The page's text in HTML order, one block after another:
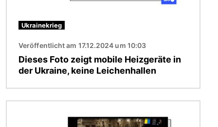
Ukrainekrieg
Veröffentlicht am 17.12.2024 um 10:03
Dieses Foto zeigt mobile Heizgeräte in
der Ukraine, keine Leichenhallen